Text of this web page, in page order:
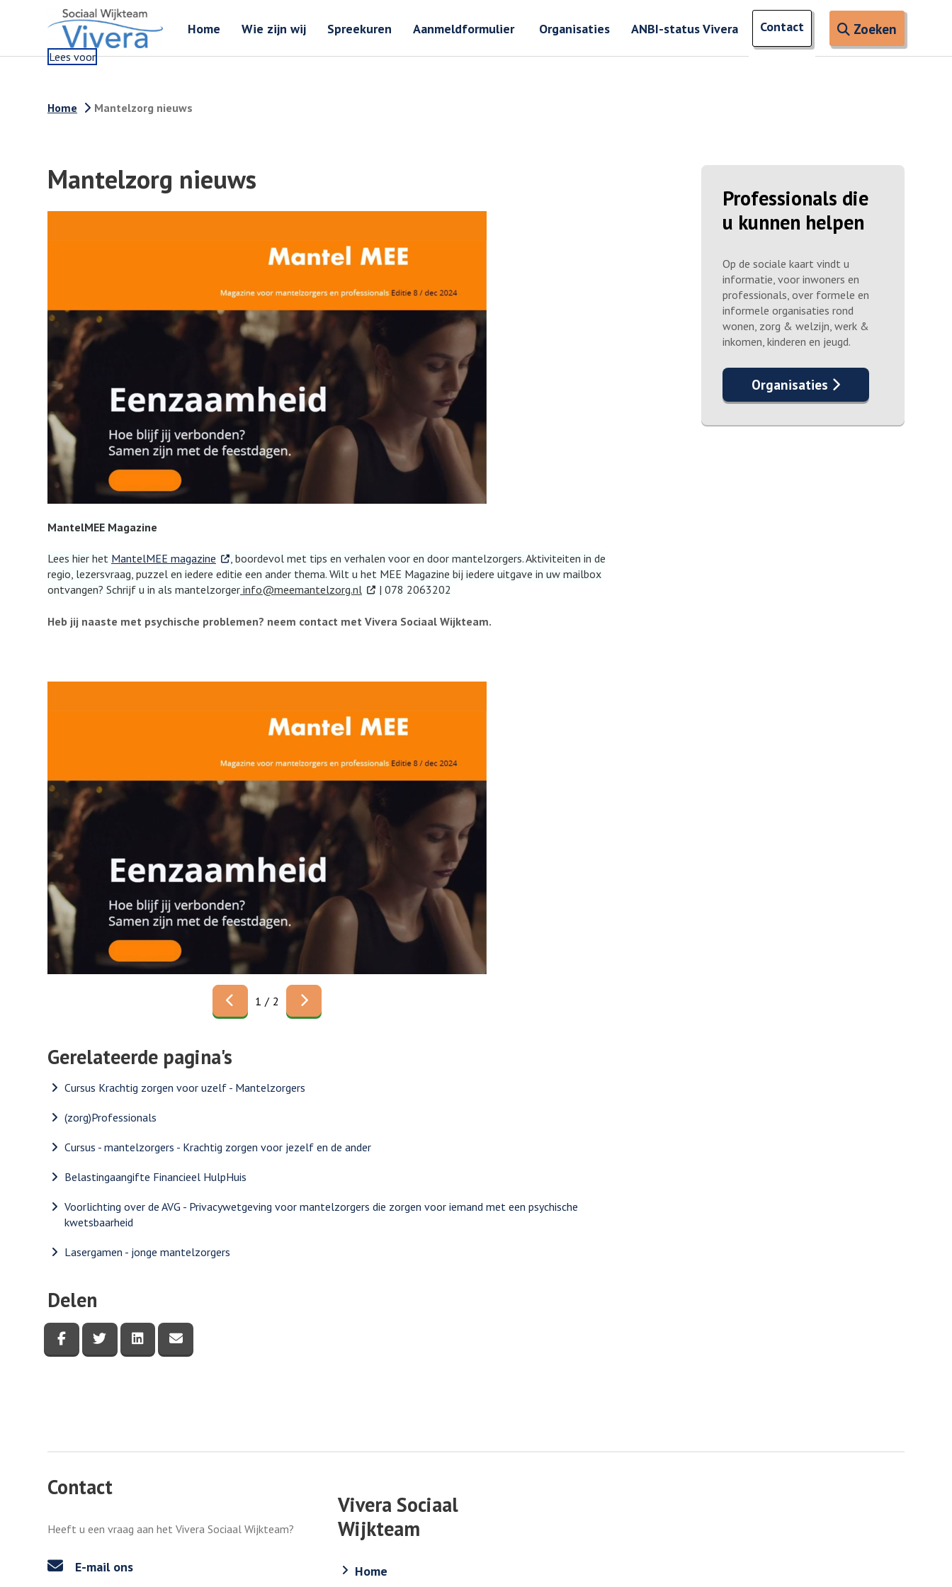
Home Wie zijn wij Spreekuren Aanmeldformulier Organisaties ANBI-status Vivera Contact Zoeken
Lees voor
Zoeken naar ingevoerde termen
Home Mantelzorg nieuws
Mantelzorg nieuws
MantelMEE Magazine
Lees hier het MantelMEE magazine . Externe link
, boordevol met tips en verhalen voor en door mantelzorgers. Aktiviteiten in de
regio, lezersvraag, puzzel en iedere editie een ander thema. Wilt u het MEE Magazine bij iedere uitgave in uw mailbox
ontvangen? Schrijf u in als mantelzorger info@meemantelzorg.nl. Externe link
| 078 2063202
Heb jij naaste met psychische problemen? neem contact met Vivera Sociaal Wijkteam.
Vorige
1 / 2
Gerelateerde pagina's
Cursus Krachtig zorgen voor uzelf - Mantelzorgers
(zorg)Professionals
Cursus - mantelzorgers - Krachtig zorgen voor jezelf en de ander
Belastingaangifte Financieel HulpHuis
Voorlichting over de AVG - Privacywetgeving voor mantelzorgers die zorgen voor iemand met een psychische
kwetsbaarheid
Lasergamen - jonge mantelzorgers
Delen
Deel deze pagina via Facebook
Deel deze pagina via Twitter
Deel deze pagina via LinkedIn
Professionals die
u kunnen helpen
Op de sociale kaart vindt u
informatie, voor inwoners en
professionals, over formele en
informele organisaties rond
wonen, zorg & welzijn, werk &
inkomen, kinderen en jeugd.
Organisaties
Contact
Heeft u een vraag aan het Vivera Sociaal Wijkteam?
E-mail ons
Vivera Sociaal
Wijkteam
Home